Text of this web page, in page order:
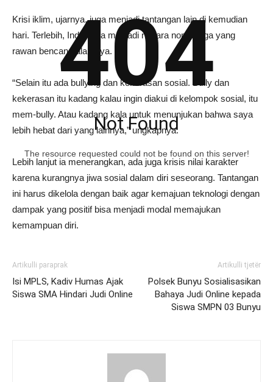
Krisi iklim, ujarnya, juga menjadi tantangan lain di kemudian
hari. Terlebih, Indonesia menjadi negara nomor tiga yang
rawan bencana alamnya.
“Selain itu ada bullying dan kekerasan sosial. Bully dan
kekerasan itu kadang kalau ingin diakui di kelompok sosial, itu
mem-bully. Atau kadang kala untuk menunjukan bahwa saya
lebih hebat dari yang lainnya,” ungkapnya.
Lebih lanjut ia menerangkan, ada juga krisis nilai karakter
karena kurangnya jiwa sosial dalam diri seseorang. Tantangan
ini harus dikelola dengan baik agar kemajuan teknologi dengan
dampak yang positif bisa menjadi modal memajukan
kemampuan diri.
Artikulli paraprak
Isi MPLS, Kadiv Humas Ajak
Siswa SMA Hindari Judi Online
Artikulli tjetër
Polsek Bunyu Sosialisasikan
Bahaya Judi Online kepada
Siswa SMPN 03 Bunyu
404
Not Found
The resource requested could not be found on this server!